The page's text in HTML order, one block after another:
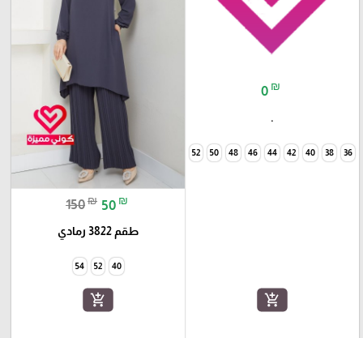
0 ₪
.
36
38
40
42
44
46
48
50
52
58
add_shopping_cart
150₪ 50 ₪
طقم 3822 رمادي
40
52
54
add_shopping_cart